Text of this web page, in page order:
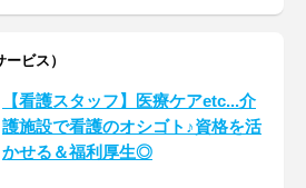
ビス）
【看護スタッフ】医療ケアetc...介
護施設で看護のオシゴト♪資格を活
かせる＆福利厚生◎